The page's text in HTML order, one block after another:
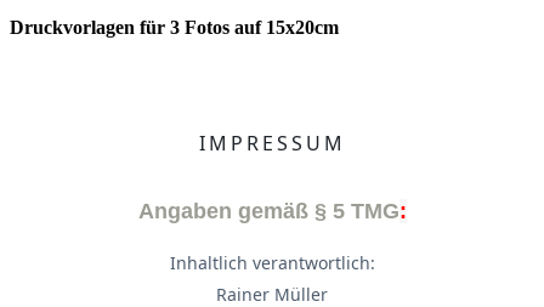
Druckvorlagen für 3 Fotos auf 15x20cm
IMPRESSUM
Angaben gemäß § 5 TMG:
Inhaltlich verantwortlich:
Rainer Müller